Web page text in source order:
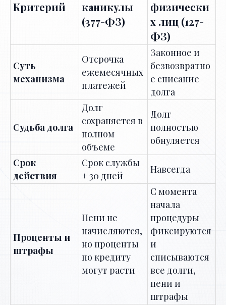
Критерий
каникулы
(377-ФЗ)
физически
х лиц (127-
ФЗ)
Суть
механизма
Отсрочка
ежемесячных
платежей
Законное и
безвозвратно
е списание
долга
Судьба долга
Долг
сохраняется в
полном
объеме
Долг
полностью
обнуляется
Срок
действия
Срок службы
+ 30 дней
Навсегда
Проценты и
штрафы
Пени не
начисляются,
но проценты
по кредиту
могут расти
С момента
начала
процедуры
фиксируются
и
списываются
все долги,
пени и
штрафы